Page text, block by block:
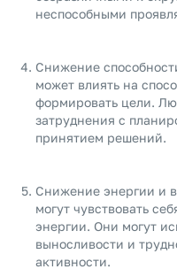
неспособными
Снижение
может влиять на
формировать цели.
затруднения с
принятием решений.
Снижение энергии и
могут чувствовать
энергии. Они могут
выносливости и
активности.